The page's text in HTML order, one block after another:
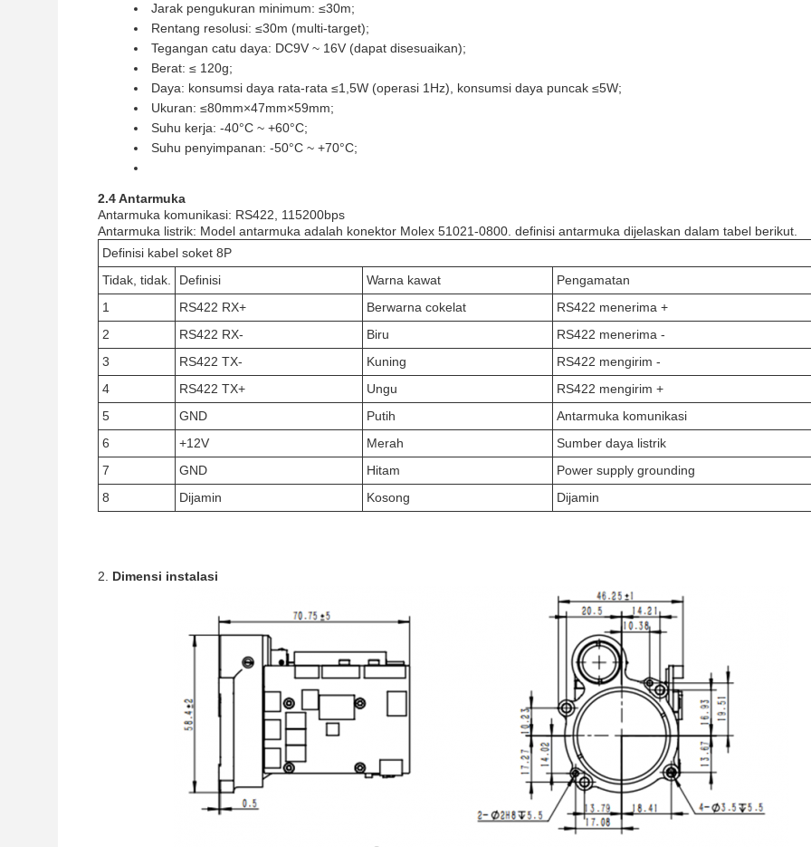
Jarak pengukuran minimum: ≤30m;
Rentang resolusi: ≤30m (multi-target);
Tegangan catu daya: DC9V ~ 16V (dapat disesuaikan);
Berat: ≤ 120g;
Daya: konsumsi daya rata-rata ≤1,5W (operasi 1Hz), konsumsi daya puncak ≤5W;
Ukuran: ≤80mm×47mm×59mm;
Suhu kerja: -40°C ~ +60°C;
Suhu penyimpanan: -50°C ~ +70°C;
2.4 Antarmuka
Antarmuka komunikasi: RS422, 115200bps
Antarmuka listrik: Model antarmuka adalah konektor Molex 51021-0800. definisi antarmuka dijelaskan dalam tabel berikut.
Definisi kabel soket 8P
Tidak, tidak.
Definisi Warna kawat
Pengamatan
1
RS422 RX+ Berwarna cokelat
RS422 menerima +
2
RS422 RX- Biru
RS422 menerima -
3
RS422 TX- Kuning
RS422 mengirim -
4
RS422 TX+ Ungu
RS422 mengirim +
5
GND Putih
Antarmuka komunikasi
6
+12V Merah
Sumber daya listrik
7
GND Hitam
Power supply grounding
8
Dijamin Kosong Dijamin
Dimensi instalasi